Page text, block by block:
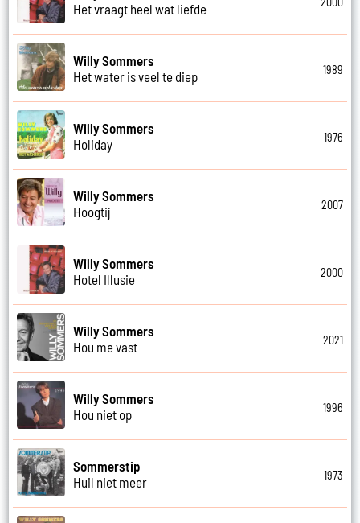
Het vraagt heel wat liefde
Willy Sommers
Het water is veel te diep
1989
Willy Sommers
Holiday
1976
Willy Sommers
Hoogtij
2007
Willy Sommers
Hotel Illusie
2000
Willy Sommers
Hou me vast
2021
Willy Sommers
Hou niet op
1996
Sommerstip
Huil niet meer
1973